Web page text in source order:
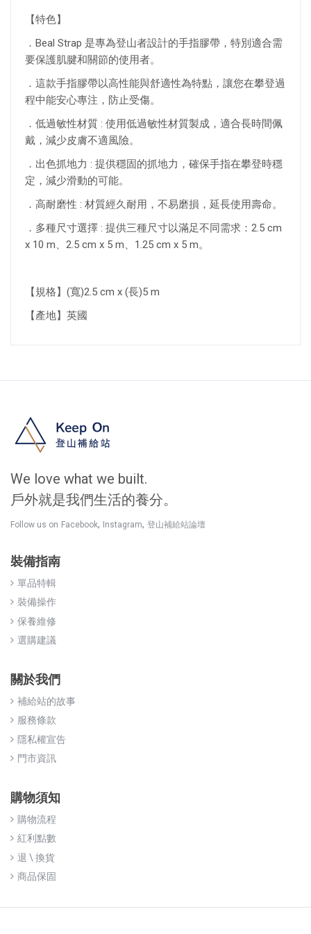
【特色】
．Beal Strap 是專為登山者設計的手指膠帶，特別適合需
要保護肌腱和關節的使用者。
．這款手指膠帶以高性能與舒適性為特點，讓您在攀登過
程中能安心專注，防止受傷。
．低過敏性材質 : 使用低過敏性材質製成，適合長時間佩
戴，減少皮膚不適風險。
．出色抓地力 : 提供穩固的抓地力，確保手指在攀登時穩
定，減少滑動的可能。
．高耐磨性 : 材質經久耐用，不易磨損，延長使用壽命。
．多種尺寸選擇 : 提供三種尺寸以滿足不同需求：2.5 cm
x 10 m、2.5 cm x 5 m、1.25 cm x 5 m。
【規格】(寬)2.5 cm x (長)5 m
【產地】英國
We love what we built.
戶外就是我們生活的養分。
Follow us on Facebook, Instagram, 登山補給站論壇
裝備指南
單品特輯
裝備操作
保養維修
選購建議
關於我們
補給站的故事
服務條款
隱私權宣告
門市資訊
購物須知
購物流程
紅利點數
退 \ 換貨
商品保固